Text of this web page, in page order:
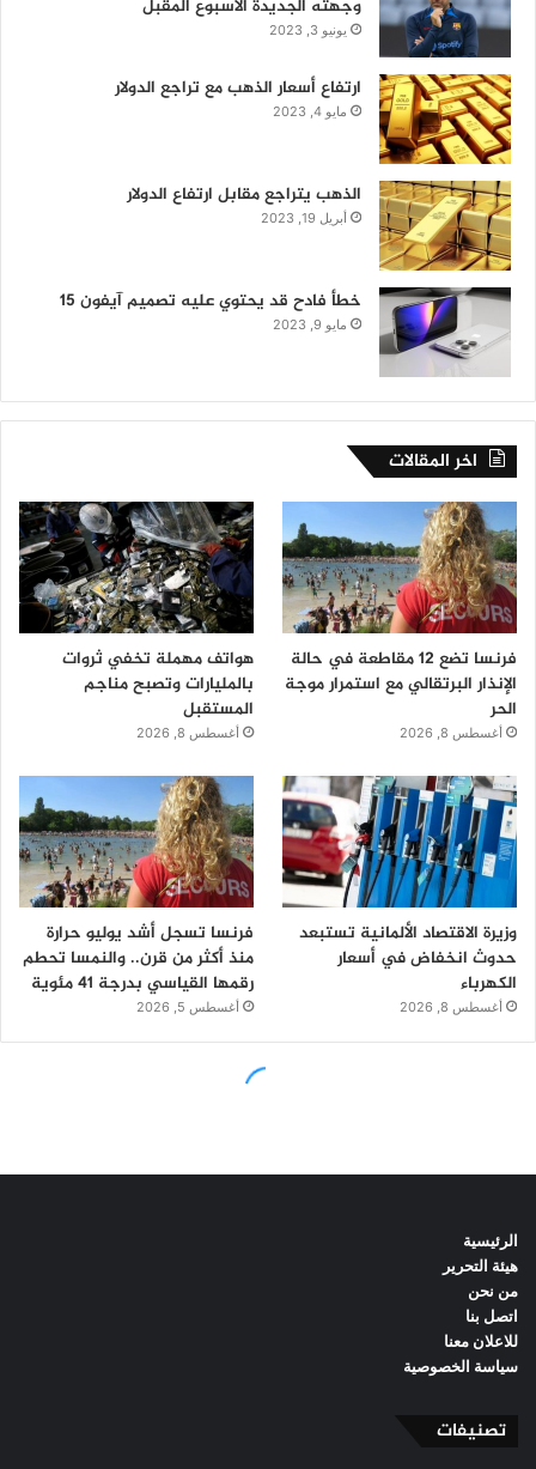
الرئيسية
هيئة التحرير
من نحن
اتصل بنا
للاعلان معنا
سياسة الخصوصية
تصنيفات